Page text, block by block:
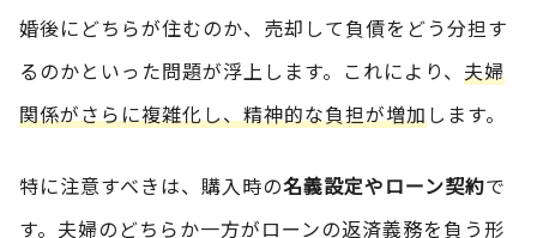
婚後にどちらが住むのか、売却して負債をどう分担す
るのかといった問題が浮上します。これにより、 夫婦
関係がさらに複雑化し、精神的な負担が増加します。
特に注意すべきは、購入時の名義設定やローン契約で
す。夫婦のどちらか一方がローンの返済義務を負う形